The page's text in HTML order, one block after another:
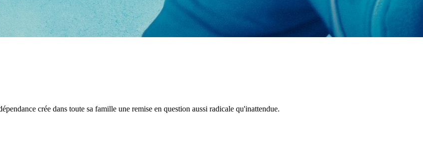
crée dans toute sa famille une remise en question aussi radicale qu'inattendue.